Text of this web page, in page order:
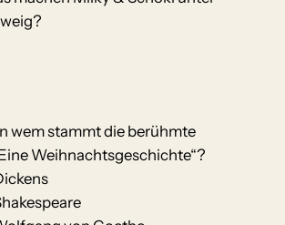
wem stammt die berühmte
Weihnachtsgeschichte“?